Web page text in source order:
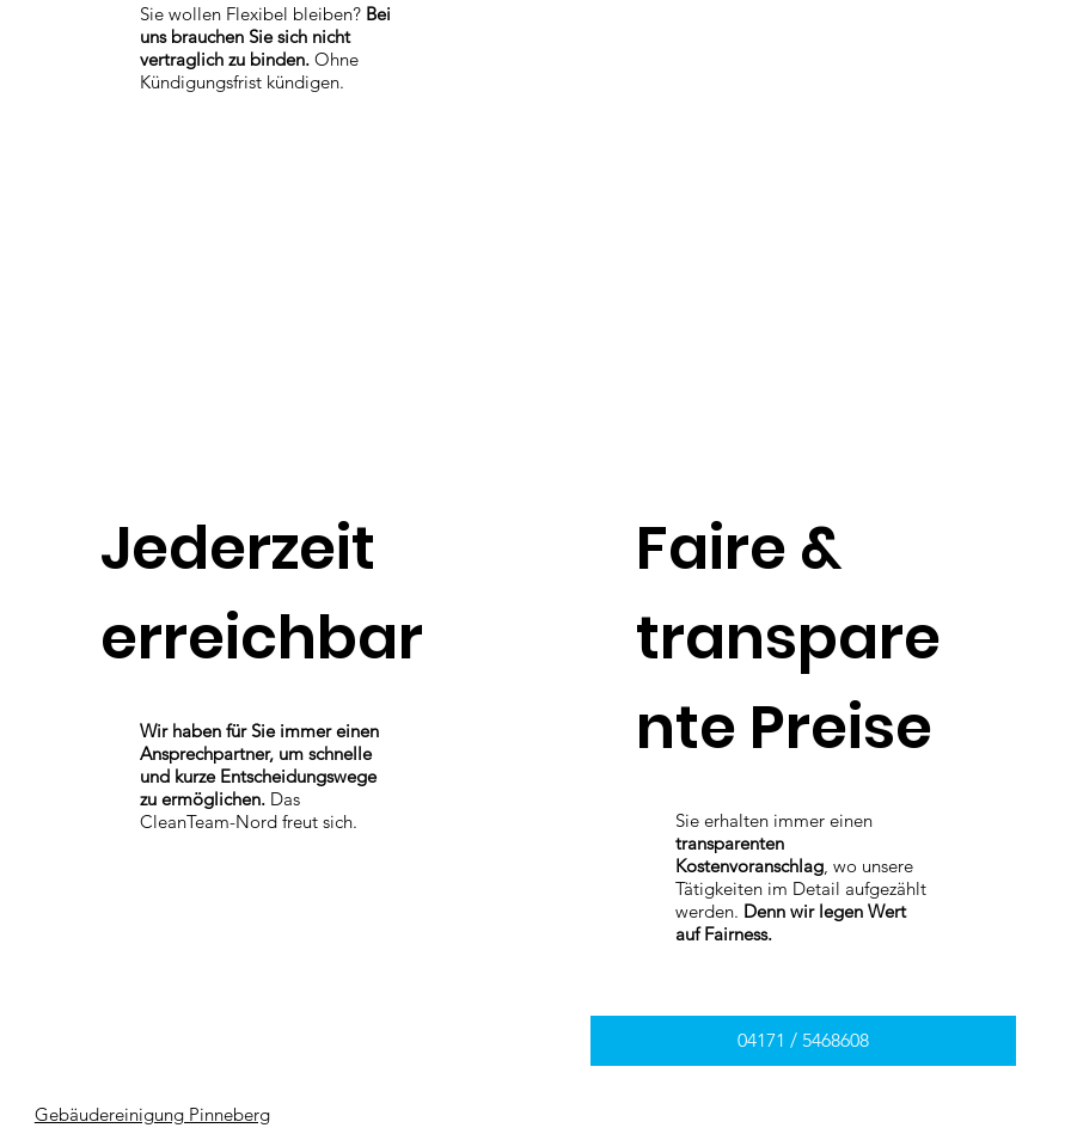
Sie wollen Flexibel bleiben? Bei
uns brauchen Sie sich nicht
vertraglich zu binden. Ohne
Kündigungsfrist kündigen.
Jederzeit
erreichbar
Wir haben für Sie immer einen
Ansprechpartner, um schnelle
und kurze Entscheidungswege
zu ermöglichen. Das
CleanTeam-Nord freut sich.
Faire &
transpare
nte Preise
Sie erhalten immer einen
transparenten
Kostenvoranschlag, wo unsere
Tätigkeiten im Detail aufgezählt
werden. Denn wir legen Wert
auf Fairness.
04171 / 5468608
Gebäudereinigung Pinneberg